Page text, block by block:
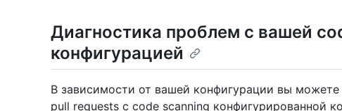
Диагностика проблем с вашей
конфигурацией
В зависимости от вашей конфигурации вы
pull requests с code scanning конфигурированной